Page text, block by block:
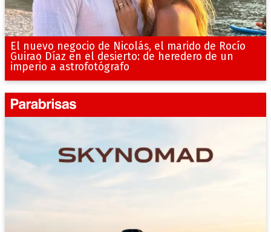
El nuevo negocio de Nicolás, el marido de Rocío
Guirao Díaz en el desierto: de heredero de un
imperio a astrofotógrafo